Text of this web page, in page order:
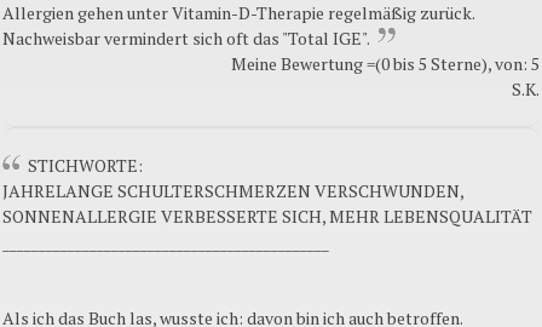
Allergien gehen unter Vitamin-D-Therapie regelmäßig zurück.
Nachweisbar vermindert sich oft das "Total IGE".
Meine Bewertung =(0 bis 5 Sterne), von: 5
S.K.
STICHWORTE:
JAHRELANGE SCHULTERSCHMERZEN VERSCHWUNDEN,
SONNENALLERGIE VERBESSERTE SICH, MEHR LEBENSQUALITÄT
Als ich das Buch las, wusste ich: davon bin ich auch betroffen.